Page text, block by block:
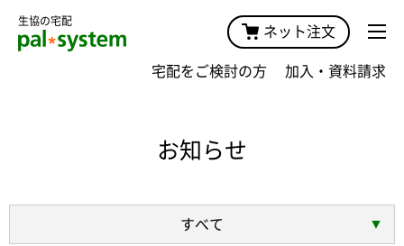
生協の宅配
ネット注文
宅配をご検討の方 加入・資料請求
お知らせ
すべて